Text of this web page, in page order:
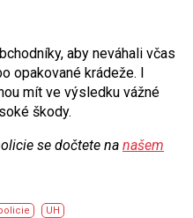
aby neváhali včas
opakované krádeže. I
mít ve výsledku vážné
škody.
se dočtete na našem
UH